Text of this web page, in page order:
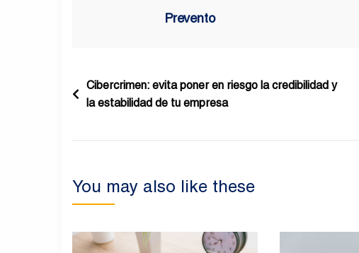
Prevento
Navegación
de
Cibercrimen: evita poner en riesgo la credibilidad y
la estabilidad de tu empresa
You may also like these